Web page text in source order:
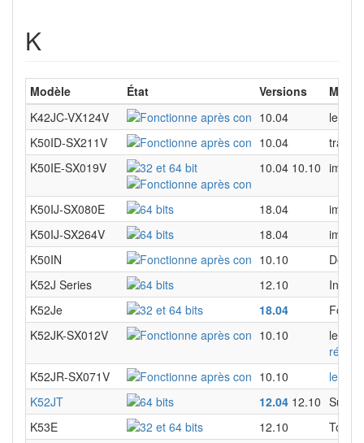
K
Modèle État Versions
K42JC-VX124V
10.04
le
K50ID-SX211V
10.04
K50IE-SX019V
10.04 10.10
K50IJ-SX080E 18.04
K50IJ-SX264V
18.04
K50IN
10.10
K52J Series
12.10
K52Je
18.04
K52JK-SX012V
10.10
le
K52JR-SX071V
10.10
le
K52JT
12.04 12.10
K53E
12.10
Tout